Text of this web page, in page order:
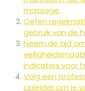
massage.
Oefen
gebruik van de
Neem de tijd
indicaties voor
Volg een
opleider om je